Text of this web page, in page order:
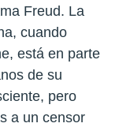
Freud. La
cuando
está en parte
de su
pero
a un censor